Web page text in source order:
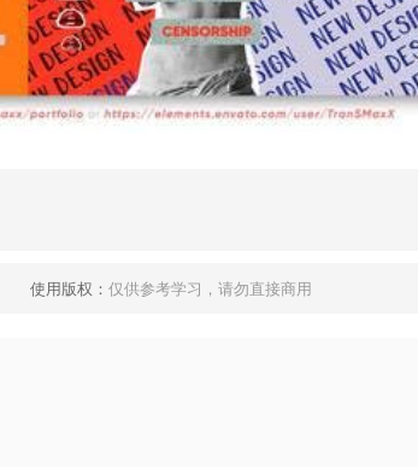
使用版权： 仅供参考学习，请勿直接商用